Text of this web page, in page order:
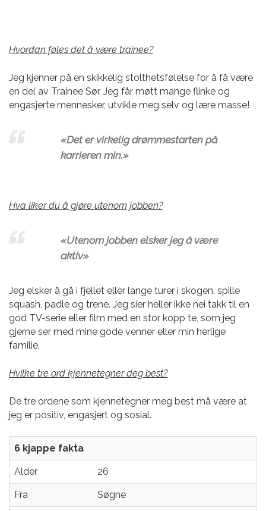
Hvordan føles det å være trainee?
Jeg kjenner på en skikkelig stolthetsfølelse for å få være
en del av Trainee Sør. Jeg får møtt mange flinke og
engasjerte mennesker, utvikle meg selv og lære masse!
«Det er virkelig drømmestarten på
karrieren min.»
Hva liker du å gjøre utenom jobben?
«Utenom jobben elsker jeg å være
aktiv»
Jeg elsker å gå i fjellet eller lange turer i skogen, spille
squash, padle og trene. Jeg sier heller ikke nei takk til en
god TV-serie eller film med en stor kopp te, som jeg
gjerne ser med mine gode venner eller min herlige
familie.
Hvilke tre ord kjennetegner deg best?
De tre ordene som kjennetegner meg best må være at
jeg er positiv, engasjert og sosial.
6 kjappe fakta
Alder 26
Fra Søgne